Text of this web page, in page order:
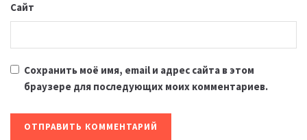
Сайт
Сохранить моё имя, email и адрес сайта в этом
браузере для последующих моих комментариев.